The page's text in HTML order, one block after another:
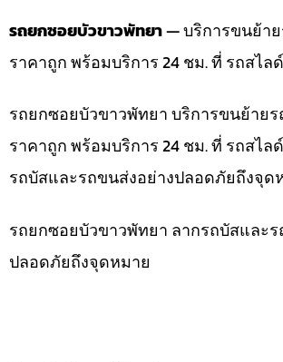
รถยกซอยบัวขาวพัทยา— บริการขนย้า
ราคาถูก พร้อมบริการ 24 ชม. ที่ รถสไล
รถยกซอยบัวขาวพัทยา บริการขนย้าย
ราคาถูก พร้อมบริการ 24 ชม. ที่ รถสไล
รถบัสและรถขนส่งอย่างปลอดภัยถึงจุด
รถยกซอยบัวขาวพัทยา ลากรถบัสและ
ปลอดภัยถึงจุดหมาย